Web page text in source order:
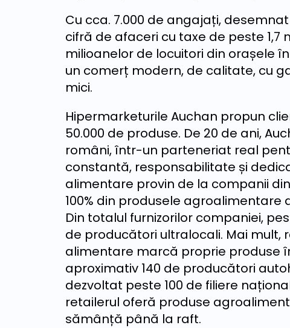
Cu cca. 7.000 de angajați,
cifră de afaceri cu taxe de peste 1,7
milioanelor de locuitori din orașele
un comerț modern, de calitate, cu
mici.
Hipermarketurile Auchan propun
50.000 de produse. De 20 de ani,
români, într-un parteneriat real
constantă, responsabilitate și
alimentare provin de la companii
100% din produsele
Din totalul furnizorilor companiei,
de producători ultralocali. Mai mult,
alimentare marcă proprie produse
aproximativ 140 de producători
dezvoltat peste 100 de filiere
retailerul oferă produse
sămânță până la raft.